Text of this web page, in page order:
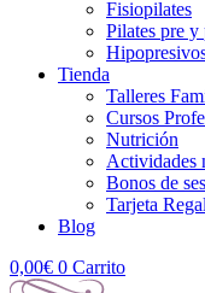
Fisiopilates
Pilates pre y
Tienda
Talleres
Cursos
Nutrición
Actividades
Bonos de
Tarjeta
Blog
0,00€ 0 Carrito